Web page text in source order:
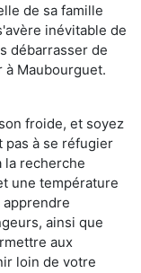
de sa famille
inévitable de
débarrasser de
Maubourguet.
froide, et soyez
à se réfugier
la recherche
une température
ainsi que
aux
loin de votre